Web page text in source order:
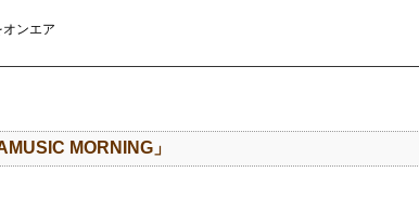
ンエア
MORNING」